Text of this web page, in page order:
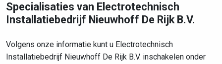
Specialisaties van Electrotechnisch
Installatiebedrijf Nieuwhoff De Rijk B.V.
Volgens onze informatie kunt u Electrotechnisch
Installatiebedrijf Nieuwhoff De Rijk B.V. inschakelen onder